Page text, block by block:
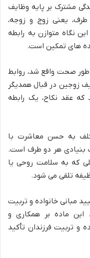
مشترک بر پایه وظایف
یعنی زوج و زوجه،
نگاه متوازن به رابطه
های تمکین است.
صحت واقع شد، روابط
زوجین در قبال همدیگر
که عقد نکاح، یک رابطه
به حسن معاشرت با
بنیادی هر دو طرف است.
که به سلامت روحی یا
تلقی می شود.
مبانی خانواده و تربیت
این ماده بر همکاری و
و تربیت فرزندان تأکید